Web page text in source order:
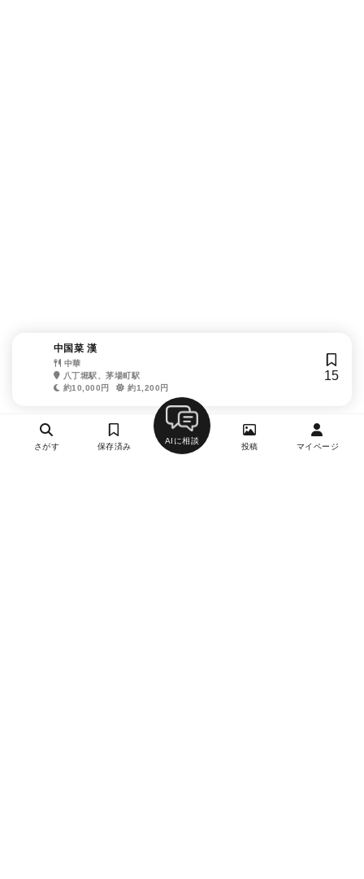
中国菜 漢
中華
八丁堀駅、茅場町駅
約10,000円
約1,200円
15
さがす 保存済み
AIに相談
投稿 マイページ